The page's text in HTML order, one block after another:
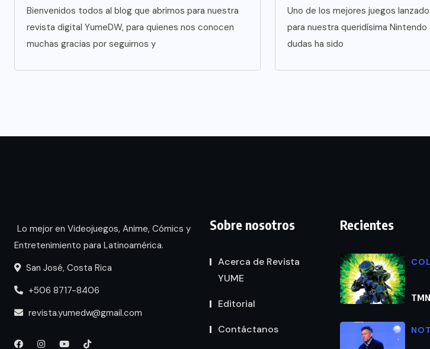
Bienvenidos todos al blog que abrimos para nuestra
revista digital YumeDW, para quienes nos conocen
muchas gracias por seguirnos y
Uno de los mejores juegos
para nuestra queridísima Nintendo
dudas ha sido
Lo mejor en Videojuegos, Anime, Cómics y
Entretenimiento para Latinoamérica.
San José, Costa Rica
+506 8717-8406
revista.yumedw@gmail.com
Sobre nosotros
Acerca de Revista
YUME
Editorial
Contáctanos
Recientes